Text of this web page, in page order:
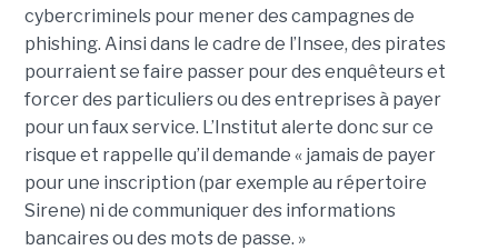
cybercriminels pour mener des campagnes de
phishing. Ainsi dans le cadre de l’Insee, des pirates
pourraient se faire passer pour des enquêteurs et
forcer des particuliers ou des entreprises à payer
pour un faux service. L’Institut alerte donc sur ce
risque et rappelle qu’il demande « jamais de payer
pour une inscription (par exemple au répertoire
Sirene) ni de communiquer des informations
bancaires ou des mots de passe. »